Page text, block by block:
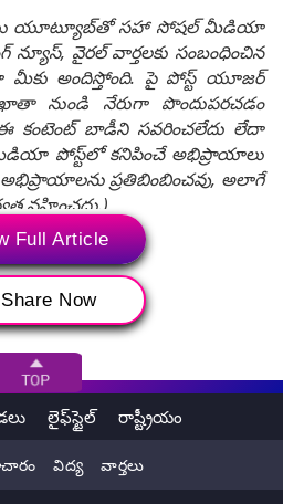
యూట్యూబ్‌తో సహా సోషల్ మీడియా
న్యూస్, వైరల్ వార్తలకు సంబంధించిన
అందిస్తోంది. పై పోస్ట్ యూజర్
నేరుగా పొందుపరచడం
ఈ కంటెంట్ బాడీని సవరించలేదు లేదా
పోస్ట్‌లో కనిపించే అభిప్రాయాలు
ప్రతిబింబించవు, అలాగే
వహించదు.)
Cyclone
cyclone live tracking
Cyclone
biparjoy 2023
cyclone biparjoy live
Full Article
Share Now
లైఫ్‌స్టైల్ రాష్ట్రీయం
విద్య వార్తలు